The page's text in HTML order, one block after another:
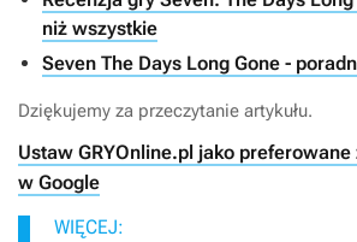
niż wszystkie
Seven The Days Long Gone -
Dziękujemy za przeczytanie artykułu.
Ustaw GRYOnline.pl jako
w Google
WIĘCEJ: